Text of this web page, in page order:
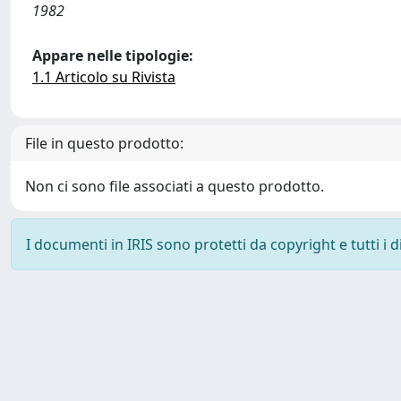
1982
Appare nelle tipologie:
1.1 Articolo su Rivista
File in questo prodotto:
Non ci sono file associati a questo prodotto.
I documenti in IRIS sono protetti da copyright e tutti i